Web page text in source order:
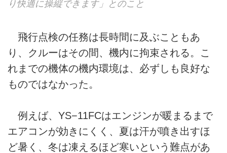
り快適に操縦できます」とのこと
飛行点検の任務は長時間に及ぶこともあ
り、クルーはその間、機内に拘束される。こ
れまでの機体の機内環境は、必ずしも良好な
ものではなかった。
例えば、YS−11FCはエンジンが暖まるまで
エアコンが効きにくく、夏は汗が噴き出すほ
ど暑く、冬は凍えるほど寒いという難点があ